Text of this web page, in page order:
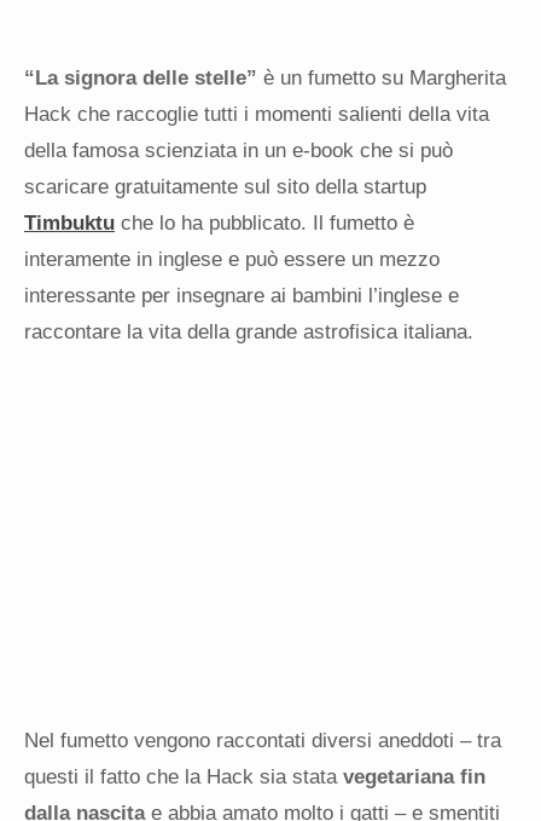
“La signora delle stelle” è un fumetto su Margherita
Hack che raccoglie tutti i momenti salienti della vita
della famosa scienziata in un e-book che si può
scaricare gratuitamente sul sito della startup
Timbuktu che lo ha pubblicato. Il fumetto è
interamente in inglese e può essere un mezzo
interessante per insegnare ai bambini l’inglese e
raccontare la vita della grande astrofisica italiana.
Nel fumetto vengono raccontati diversi aneddoti – tra
questi il fatto che la Hack sia stata vegetariana fin
dalla nascitae abbia amato molto i gatti – e smentiti